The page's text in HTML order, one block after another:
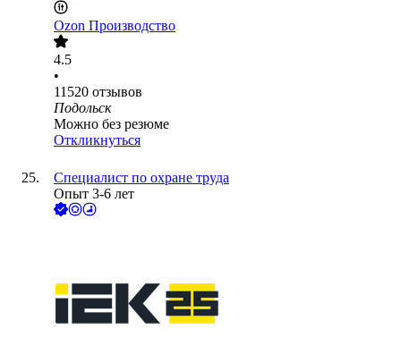
Ozon Производство
4.5
•
11520 отзывов
Подольск
Можно без резюме
Откликнуться
Специалист по охране труда
Опыт 3-6 лет